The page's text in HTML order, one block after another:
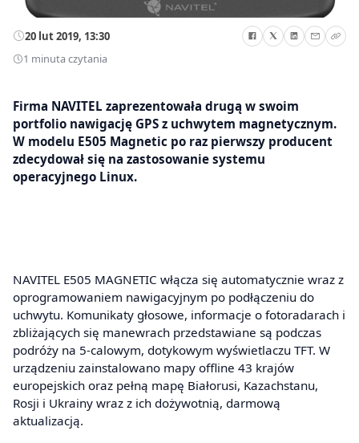
20 lut 2019, 13:30
1 minuta czytania
Firma NAVITEL zaprezentowała drugą w swoim
portfolio nawigację GPS z uchwytem magnetycznym.
W modelu E505 Magnetic po raz pierwszy producent
zdecydował się na zastosowanie systemu
operacyjnego Linux.
NAVITEL E505 MAGNETIC włącza się automatycznie wraz z
oprogramowaniem nawigacyjnym po podłączeniu do
uchwytu. Komunikaty głosowe, informacje o fotoradarach i
zbliżających się manewrach przedstawiane są podczas
podróży na 5-calowym, dotykowym wyświetlaczu TFT. W
urządzeniu zainstalowano mapy offline 43 krajów
europejskich oraz pełną mapę Białorusi, Kazachstanu,
Rosji i Ukrainy wraz z ich dożywotnią, darmową
aktualizacją.